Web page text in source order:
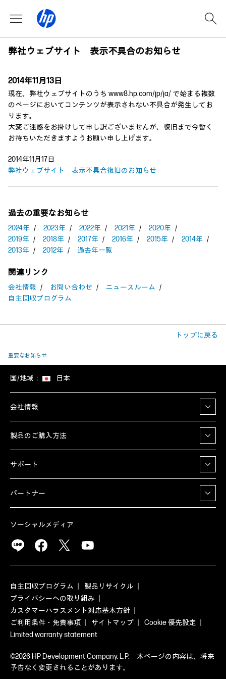
弊社ウェブサイト 表示不具合のお知らせ
2014年11月13日
現在、弊社ウェブサイトのうち www8.hp.com/jp/ja/ で始まる複数
のページにおいてコンテンツが表示されない不具合が発生してお
ります。
大変ご迷惑をお掛けして申し訳ございませんが、復旧まで今暫く
お待ちいただきますようお願い申し上げます。
2014年11月17日
弊社ウェブサイト 表示不具合復旧のお知らせ
過去の重要なお知らせ
2024年 ／ 2023年 ／ 2022年 ／ 2021年 ／ 2020年 ／
2019年 ／ 2018年 ／ 2017年 ／ 2016年 ／ 2015年 ／ 2014年 ／
2013年 ／ 2012年 ／ 過去年一覧
関連リンク
会社情報 ／ お問い合わせ ／ ニュースルーム ／
自主回収プログラム
トップに戻る
重要なお知らせ
国/地域： 日本
会社情報
製品のご購入方法
サポート
パートナー
ソーシャルメディア
自主回収プログラム
製品リサイクル
プライバシーへの取り組み
カスタマーハラスメント対応基本方針
ご利用条件・免責事項
サイトマップ
Cookie 優先設定
Limited warranty statement
©2026 HP Development Company, L.P. 本ページの内容は、将来
予告なく変更されることがあります。